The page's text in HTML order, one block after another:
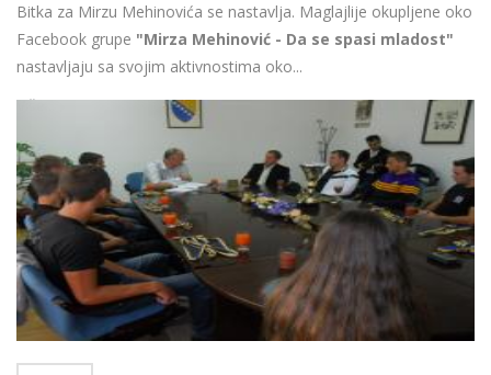
Bitka za Mirzu Mehinovića se nastavlja. Maglajlije okupljene oko
Facebook grupe "Mirza Mehinović - Da se spasi mladost"
nastavljaju sa svojim aktivnostima oko...
Više...